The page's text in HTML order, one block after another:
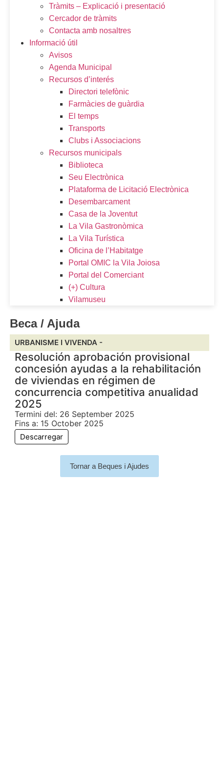
Tràmits – Explicació i presentació
Cercador de tràmits
Contacta amb nosaltres
Informació útil
Avisos
Agenda Municipal
Recursos d’interés
Directori telefònic
Farmàcies de guàrdia
El temps
Transports
Clubs i Associacions
Recursos municipals
Biblioteca
Seu Electrònica
Plataforma de Licitació Electrònica
Desembarcament
Casa de la Joventut
La Vila Gastronòmica
La Vila Turística
Oficina de l’Habitatge
Portal OMIC la Vila Joiosa
Portal del Comerciant
(+) Cultura
Vilamuseu
Beca / Ajuda
URBANISME I VIVENDA -
Resolución aprobación provisional
concesión ayudas a la rehabilitación
de viviendas en régimen de
concurrencia competitiva anualidad
2025
Termini del: 26 September 2025
Fins a: 15 October 2025
Descarregar
Tornar a Beques i Ajudes